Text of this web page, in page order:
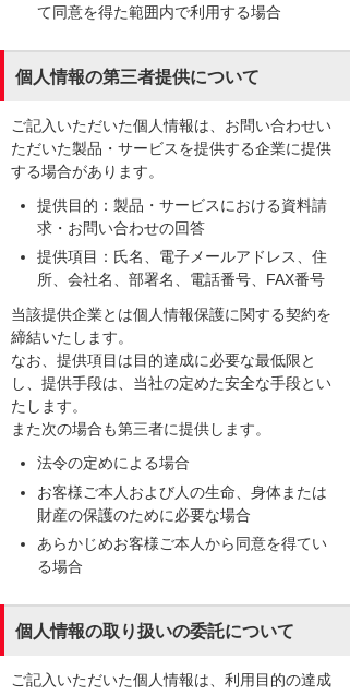
て同意を得た範囲内で利用する場合
個人情報の第三者提供について
ご記入いただいた個人情報は、お問い合わせい
ただいた製品・サービスを提供する企業に提供
する場合があります。
提供目的：製品・サービスにおける資料請
求・お問い合わせの回答
提供項目：氏名、電子メールアドレス、住
所、会社名、部署名、電話番号、FAX番号
当該提供企業とは個人情報保護に関する契約を
締結いたします。
なお、提供項目は目的達成に必要な最低限と
し、提供手段は、当社の定めた安全な手段とい
たします。
また次の場合も第三者に提供します。
法令の定めによる場合
お客様ご本人および人の生命、身体または
財産の保護のために必要な場合
あらかじめお客様ご本人から同意を得てい
る場合
個人情報の取り扱いの委託について
ご記入いただいた個人情報は、利用目的の達成